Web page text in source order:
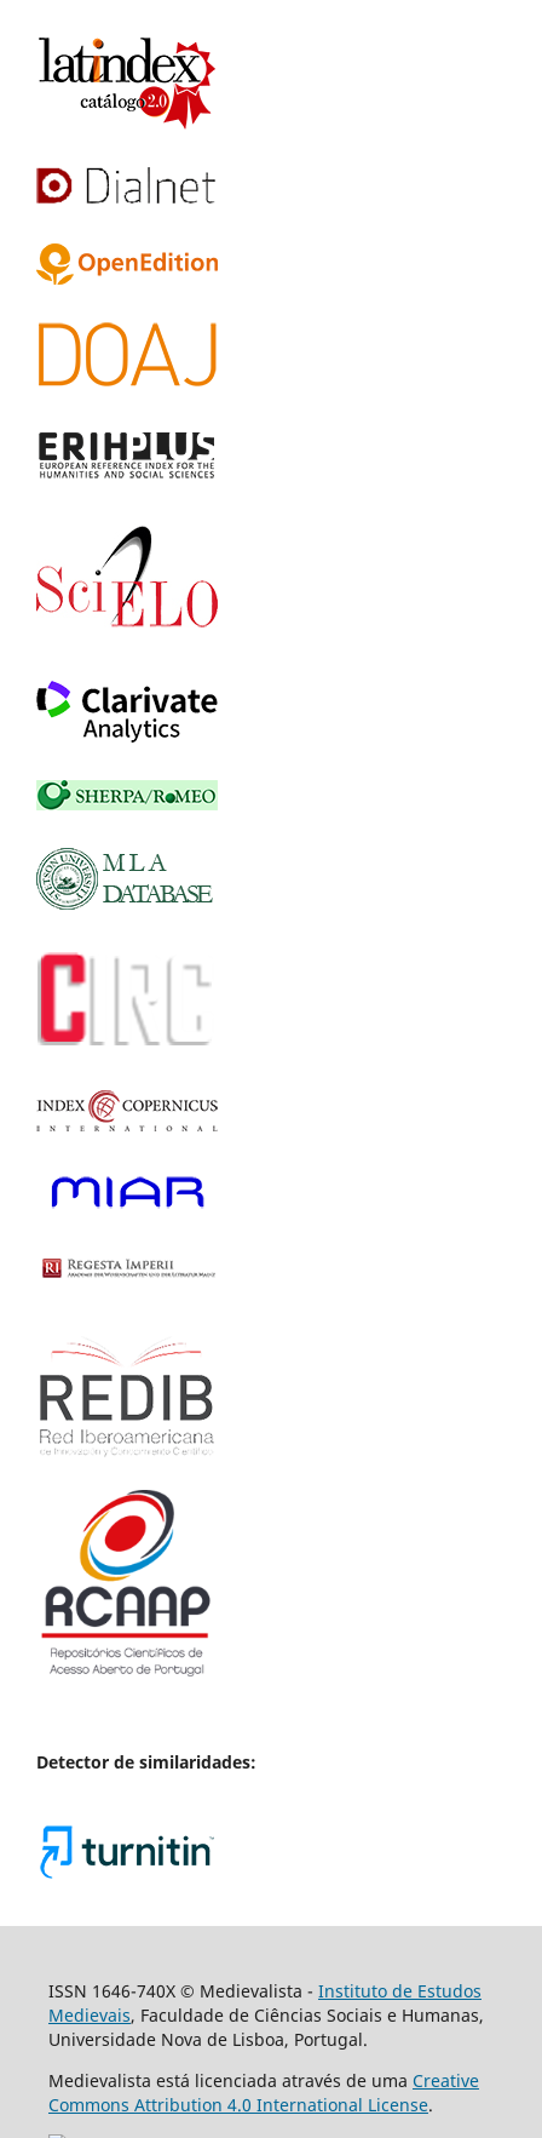
Detector de similaridades:
ISSN 1646-740X © Medievalista - Instituto de Estudos
Medievais, Faculdade de Ciências Sociais e Humanas,
Universidade Nova de Lisboa, Portugal.
Medievalista está licenciada através de uma Creative
Commons Attribution 4.0 International License.